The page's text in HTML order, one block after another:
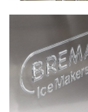
Poids net (kg)
Dimensions
ALIMENTATION